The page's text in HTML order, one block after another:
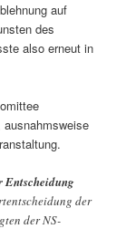
auf
des
also erneut in
ausnahmsweise
Entscheidung
der
der NS-